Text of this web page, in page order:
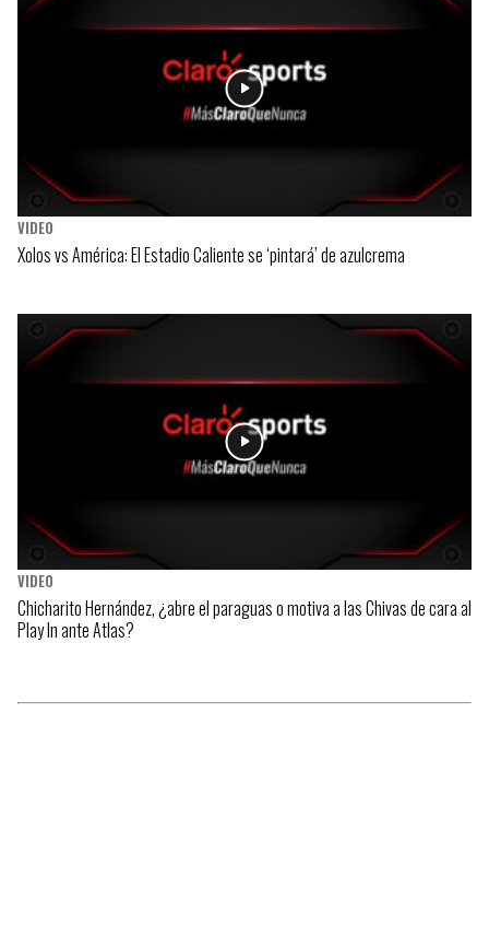
VIDEO
Xolos vs América: El Estadio Caliente se ‘pintará’ de azulcrema
VIDEO
Chicharito Hernández, ¿abre el paraguas o motiva a las Chivas de cara al
Play In ante Atlas?